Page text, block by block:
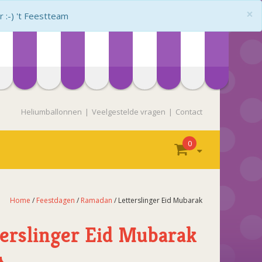
×
:-) 't Feestteam
Heliumballonnen Veelgestelde vragen Contact
0
Home / Feestdagen / Ramadan / Letterslinger Eid Mubarak
Eid Mubarak